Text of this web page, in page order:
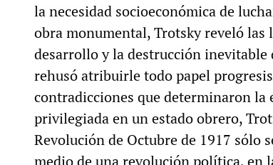
la necesidad socioeconómica de
obra monumental, Trotsky reveló las
desarrollo y la destrucción inevitable
rehusó atribuirle todo papel
contradicciones que determinaron la
privilegiada en un estado obrero,
Revolución de Octubre de 1917 sólo
medio de una revolución política, en